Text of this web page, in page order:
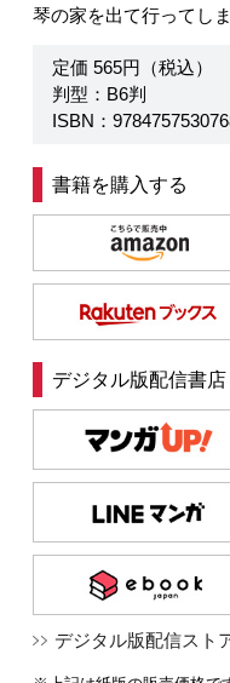
琴の家を出て行ってし
定価 565円（税込
判型：B6判
ISBN：
書籍を購入する
デジタル版配信書店
デジタル版配信スト